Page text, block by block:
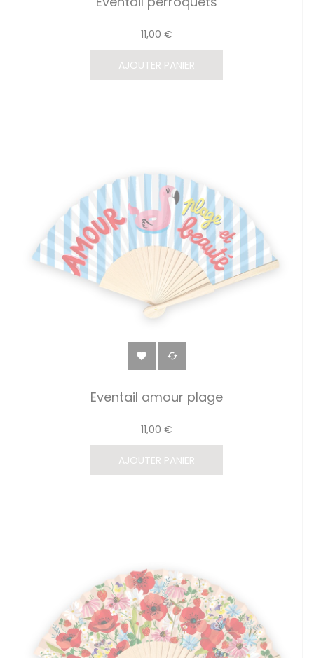
11,00 €
AJOUTER PANIER
 
Eventail amour plage
11,00 €
AJOUTER PANIER